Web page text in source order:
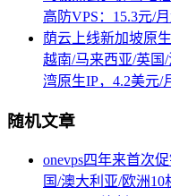
高防VPS：15.3元/
荫云上线新加坡原
越南/马来西亚/英国
湾原生IP，4.2美元/
随机文章
onevps四年来首次
国/澳大利亚/欧洲10